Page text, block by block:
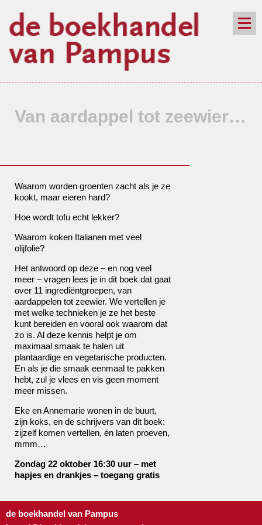
nieuwsbrief
Van aardappel tot zeewier…
Waarom worden groenten zacht als je ze
kookt, maar eieren hard?
Hoe wordt tofu echt lekker?
Waarom koken Italianen met veel
olijfolie?
Het antwoord op deze – en nog veel
meer – vragen lees je in dit boek dat gaat
over 11 ingrediëntgroepen, van
aardappelen tot zeewier. We vertellen je
met welke technieken je ze het beste
kunt bereiden en vooral ook waarom dat
zo is. Al deze kennis helpt je om
maximaal smaak te halen uit
plantaardige en vegetarische producten.
En als je die smaak eenmaal te pakken
hebt, zul je vlees en vis geen moment
meer missen.
Eke en Annemarie wonen in de buurt,
zijn koks, en de schrijvers van dit boek:
zijzelf komen vertellen, én laten proeven,
mmm…
Zondag 22 oktober 16:30 uur – met
hapjes en drankjes – toegang gratis
de boekhandel van Pampus